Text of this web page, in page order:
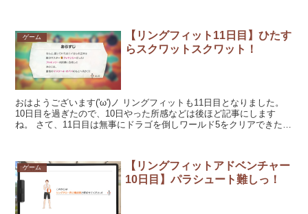
ゲーム
【リングフィット11日目】ひたす
らスクワットスクワット！
おはようございます('ω')ノ リングフィットも11日目となりました。
10日目を過ぎたので、10日やった所感などは後ほど記事にします
ね。 さて、11日目は無事にドラゴを倒しワールド5をクリアできたの
ゲーム
【リングフィットアドベンチャー
10日目】パラシュート難しっ！